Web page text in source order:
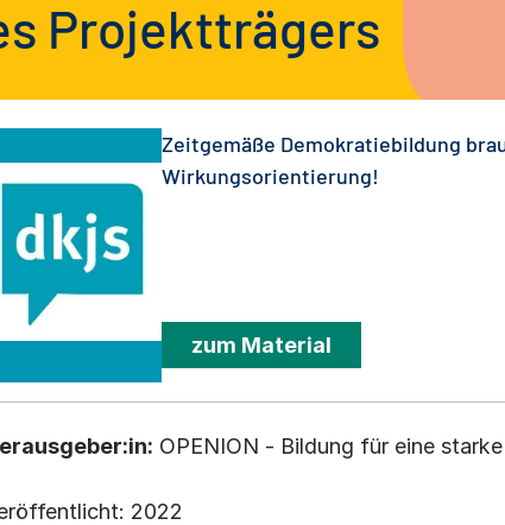
Projektträgers
Zeitgemäße Demokratiebildung
Wirkungsorientierung!
zum Material
OPENION - Bildung für eine
2022